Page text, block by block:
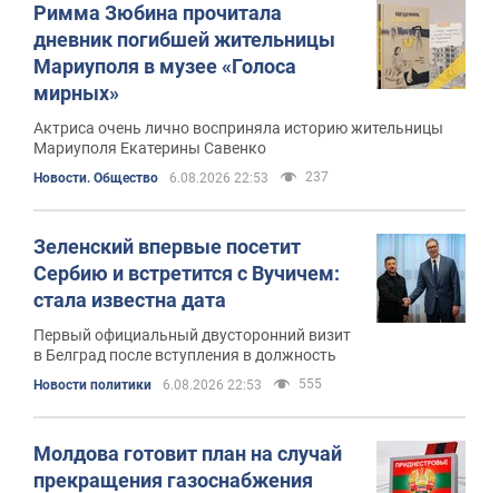
Римма Зюбина прочитала
дневник погибшей жительницы
Мариуполя в музее «Голоса
мирных»
Актриса очень лично восприняла историю жительницы
Мариуполя Екатерины Савенко
Новости. Общество 6.08.2026 22:53 237
Зеленский впервые посетит
Сербию и встретится с Вучичем:
стала известна дата
Первый официальный двусторонний визит
в Белград после вступления в должность
Новости политики 6.08.2026 22:53 555
Молдова готовит план на случай
прекращения газоснабжения